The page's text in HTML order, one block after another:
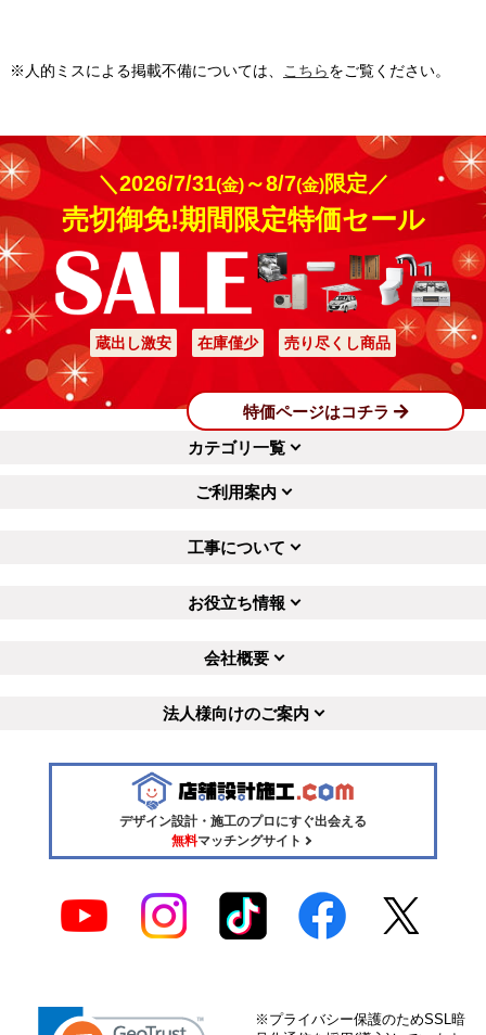
が嫌で質感にこだわっ
て選びました。アルミ
の風合いがシックで美
しく、駐車場全体の雰
囲気がワンランク上が
ったように感じられま
す。機能性だけでなく
見た目も大満足です。
詳細はこちら
まるか不安でしたが、
ぴったりと収まり安心
しました。見た目もす
っきりと仕上がり、と
ても満足しています。
詳細はこちら
工事実績をもっと見る
※人的ミスによる掲載不備については、 こちらをご覧ください。
＼2026/7/31(金)～8/7(金)限定／
売切御免!期間限定特価セール
蔵出し激安 在庫僅少 売り尽くし商品
特価ページはコチラ
カテゴリ一覧
ご利用案内
工事について
お役立ち情報
会社概要
法人様向けのご案内
デザイン設計・施工のプロにすぐ出会える
無料マッチングサイト
※プライバシー保護のためSSL暗